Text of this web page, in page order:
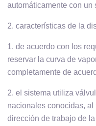
automáticamente con un
2. características de la
1. de acuerdo con los
reservar la curva de
completamente de
2. el sistema utiliza
nacionales conocidas,
dirección de trabajo de